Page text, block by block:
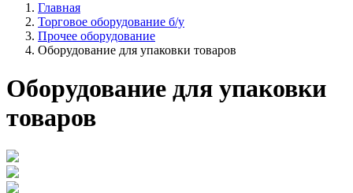
Главная
Торговое оборудование б/у
Прочее оборудование
Оборудование для упаковки товаров
Оборудование для упаковки
товаров